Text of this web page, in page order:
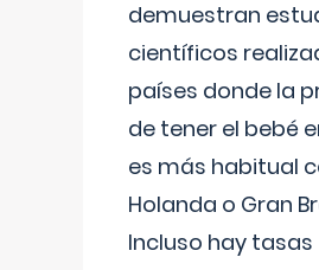
demuestran
científicos
países donde la
de tener el bebé
es más habitual
Holanda o Gran
Incluso hay tasas